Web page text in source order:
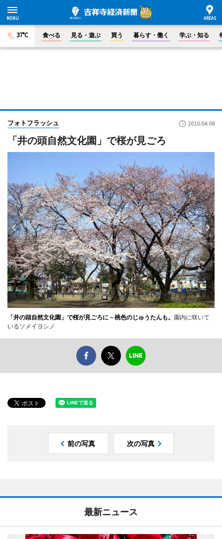
37°C 食べる 見る・遊ぶ 買う 暮らす・働く 学ぶ・知る
フォトフラッシュ 2010.04.08
「井の頭自然文化園」で桜が見ごろ
「井の頭自然文化園」で桜が見ごろに－桃色のじゅうたんも。 園内に咲いて
いるソメイヨシノ
前の写真 次の写真
最新ニュース